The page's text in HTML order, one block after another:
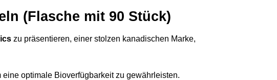
(Flasche mit 90 Stück)
zu präsentieren, einer stolzen kanadischen Marke,
optimale Bioverfügbarkeit zu gewährleisten.